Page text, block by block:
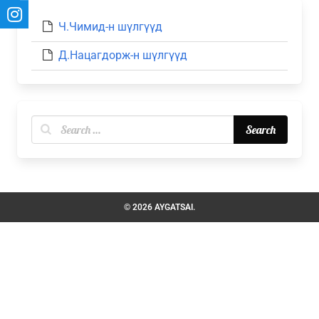
Ч.Чимид-н шүлгүүд
Д.Нацагдорж-н шүлгүүд
© 2026 AYGATSAI.